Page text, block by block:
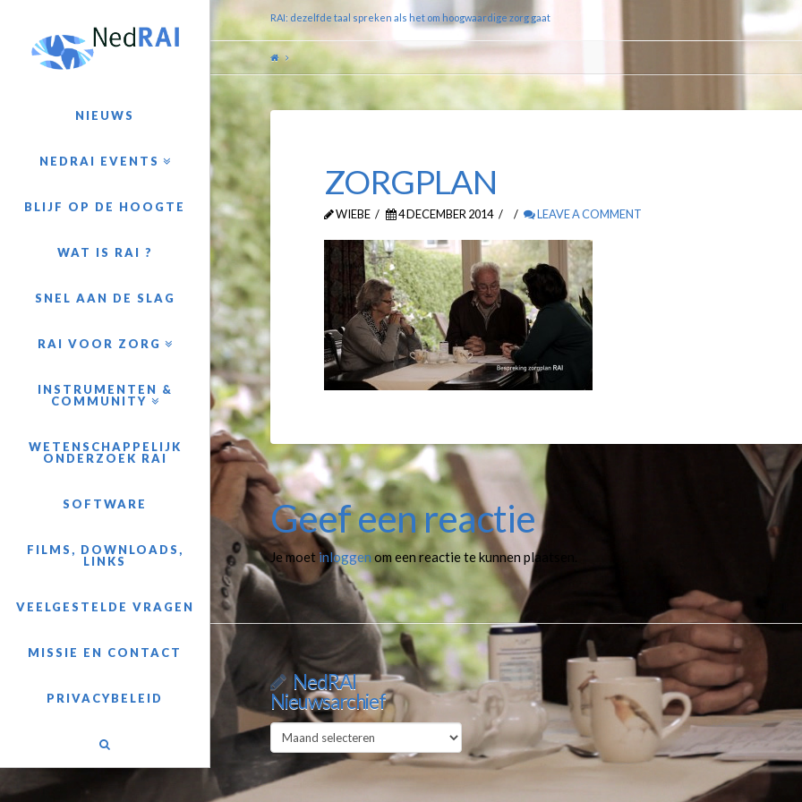
RAI: dezelfde taal spreken als het om hoogwaardige zorg gaat
NIEUWS
NEDRAI EVENTS
BLIJF OP DE HOOGTE
WAT IS RAI ?
SNEL AAN DE SLAG
RAI VOOR ZORG
INSTRUMENTEN &
COMMUNITY
WETENSCHAPPELIJK
ONDERZOEK RAI
SOFTWARE
FILMS, DOWNLOADS,
LINKS
VEELGESTELDE VRAGEN
MISSIE EN CONTACT
PRIVACYBELEID
ZORGPLAN
WIEBE 4 DECEMBER 2014 LEAVE A COMMENT
Geef een reactie
Je moet inloggen om een reactie te kunnen plaatsen.
NedRAI
Nieuwsarchief
NedRAI
Nieuwsarchief